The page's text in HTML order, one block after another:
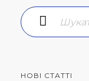
НОВІ СТАТТІ